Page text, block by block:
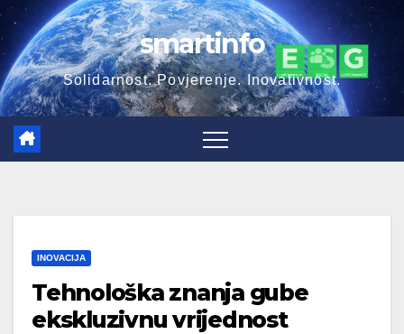
Skip
to
content
smartinfo
Solidarnost. Povjerenje. Inovativnost.
INOVACIJA
Tehnološka znanja gube
ekskluzivnu vrijednost